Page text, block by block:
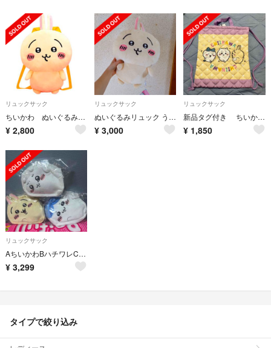
リュックサック
ちいかわ ぬいぐるみリュック～うさぎ〜
¥ 2,800
リュックサック
ぬいぐるみリュック うさぎ
¥ 3,000
リュックサック
新品タグ付き ちいかわ ナップサック 黄色 ハチワレ うさぎ 紫 バッグ
¥ 1,850
リュックサック
AちいかわBハチワレCうさぎ〜ふわふわバッグ〜寝そべり〜全3種セット
¥ 3,299
タイプで絞り込み